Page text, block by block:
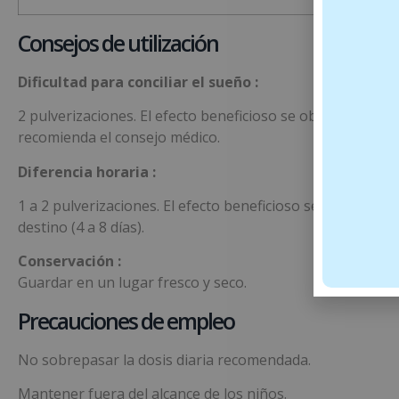
Consejos de utilización
Dificultad para conciliar el sueño :
2 pulverizaciones. El efecto beneficioso se obtiene por
recomienda el consejo médico.
Diferencia horaria :
1 a 2 pulverizaciones. El efecto beneficioso se obtiene
destino (4 a 8 días).
Conservación :
Guardar en un lugar fresco y seco.
Precauciones de empleo
No sobrepasar la dosis diaria recomendada.
Mantener fuera del alcance de los niños.